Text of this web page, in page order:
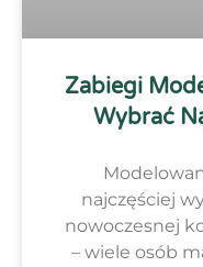
Zabiegi
Wybrać
najczęściej
nowoczesnej
– wiele osób